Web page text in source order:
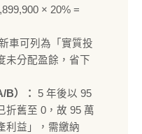
× 20% =
車可列為「實質投
未分配盈餘，省下
B）：
5 年後以 95
折舊至 0，故 95 萬
利益」，需繳納